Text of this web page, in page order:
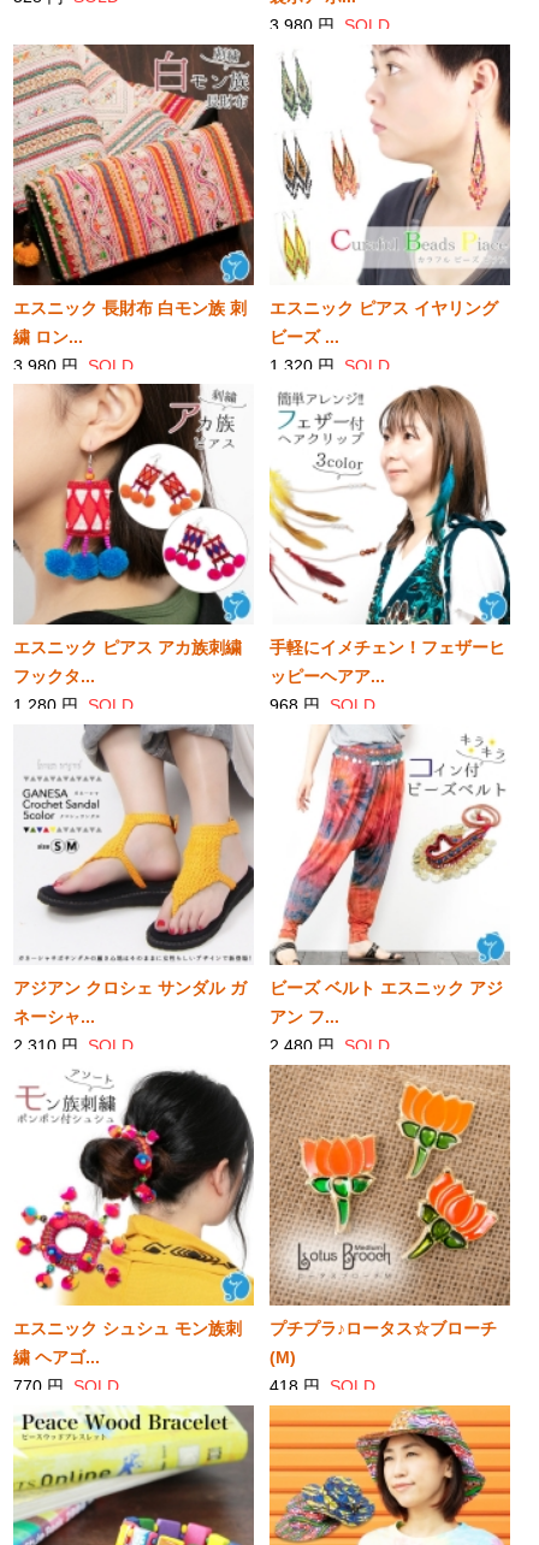
3,980 円 SOLD
エスニック 長財布 白モン族 刺
繍 ロン...
3,980 円 SOLD
エスニック ピアス イヤリング
ビーズ ...
1,320 円 SOLD
エスニック ピアス アカ族刺繍
フックタ...
1,280 円 SOLD
手軽にイメチェン！フェザーヒ
ッピーヘアア...
968 円 SOLD
アジアン クロシェ サンダル ガ
ネーシャ...
2,310 円 SOLD
ビーズ ベルト エスニック アジ
アン フ...
2,480 円 SOLD
エスニック シュシュ モン族刺
繍 ヘアゴ...
770 円 SOLD
プチプラ♪ロータス☆ブローチ
(M)
418 円 SOLD